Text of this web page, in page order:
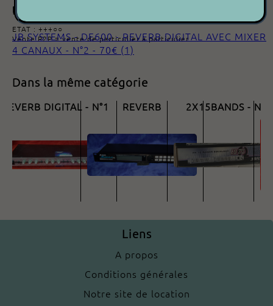
Description
ETAT : +++○○
Vente P2P = vente de particulier à particulier
Documents
JB SYSTEMS - DE600 - REVERB DIGITAL AVEC MIXER
4 CANAUX - N°2 - 70€ (1)
Dans la même catégorie
REVERB DIGITAL - N°1
ALESIS - MIDIVERB 4 -
REVERB
2X15BANDS - N°2
Liens
A propos
Conditions générales
Notre site de location